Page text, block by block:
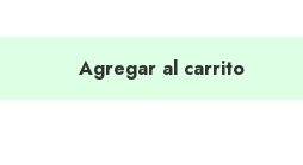
Agregar al carrito